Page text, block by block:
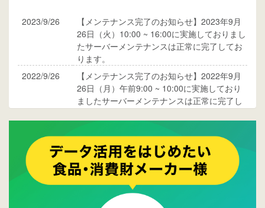
2023/9/26
【メンテナンス完了のお知らせ】2023年9月
26日（火）10:00 ~ 16:00に実施しておりまし
たサーバーメンテナンスは正常に完了してお
ります。
2022/9/26
【メンテナンス完了のお知らせ】2022年9月
26日（月）午前9:00 ~ 10:00に実施しており
ましたサーバーメンテナンスは正常に完了し
ご覧ください。
2015/10/19
ウレコンのサイト機能を大幅バージョンアッ
プ。詳細はこちら。⇒告知ページへ
2015/09/28
ウレコンが機能拡充し、サイトリニューアル
しました。⇒
ウレコンFacebook